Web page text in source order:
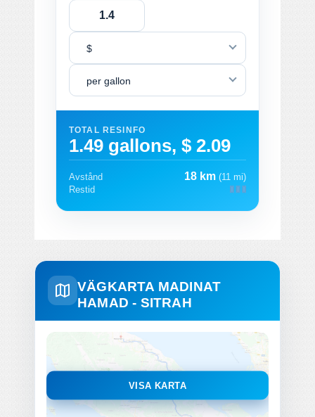
$
per gallon
TOTAL RESINFO
1.49 gallons, $ 2.09
Avstånd 18 km (11 mi)
Restid
VÄGKARTA MADINAT
HAMAD - SITRAH
VISA KARTA